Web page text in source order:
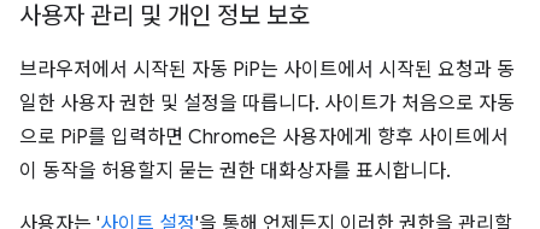
사용자 관리 및 개인 정보 보호
브라우저에서 시작된 자동 PiP는 사이트에서 시작된 요청과 동
일한 사용자 권한 및 설정을 따릅니다. 사이트가 처음으로 자동
으로 PiP를 입력하면 Chrome은 사용자에게 향후 사이트에서
이 동작을 허용할지 묻는 권한 대화상자를 표시합니다.